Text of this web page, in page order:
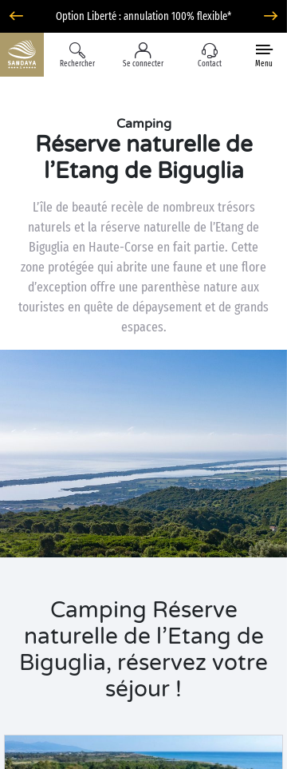
Option Liberté : annulation 100% flexible*
Rechercher Se connecter Contact Menu
Camping
Réserve naturelle de
l’Etang de Biguglia
L’île de beauté recèle de nombreux trésors
naturels et la réserve naturelle de l’Etang de
Biguglia en Haute-Corse en fait partie. Cette
zone protégée qui abrite une faune et une flore
d’exception offre une parenthèse nature aux
touristes en quête de dépaysement et de grands
espaces.
Camping Réserve
naturelle de l’Etang de
Biguglia, réservez votre
séjour !